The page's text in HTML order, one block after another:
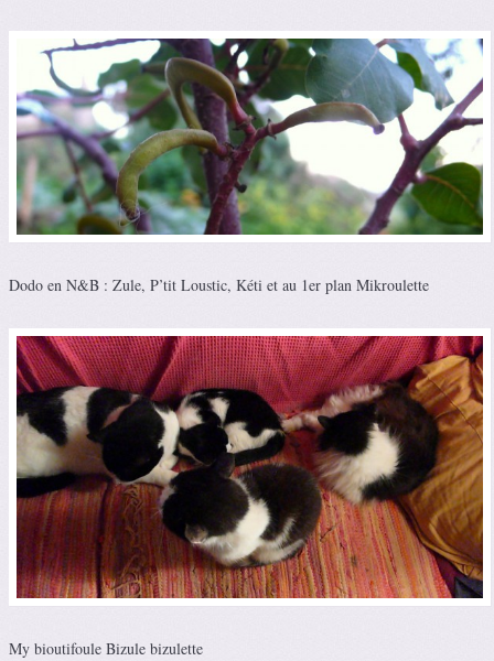
Dodo en N&B : Zule, P’tit Loustic, Kéti et au 1er plan Mikroulette
My bioutifoule Bizule bizulette